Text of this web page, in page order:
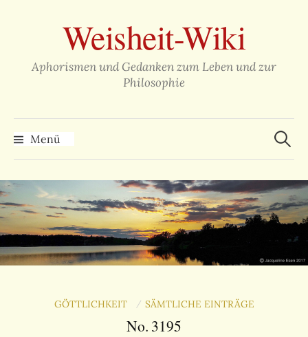
überspringenWeisheit-Wiki
Aphorismen und Gedanken zum Leben und zur
Philosophie
Menü
Suchen
nach:
GÖTTLICHKEIT / SÄMTLICHE EINTRÄGE
No. 3195